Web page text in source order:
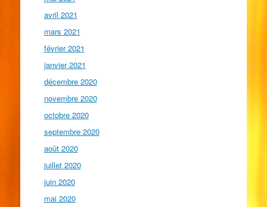
avril 2021
mars 2021
février 2021
janvier 2021
décembre 2020
novembre 2020
octobre 2020
septembre 2020
août 2020
juillet 2020
juin 2020
mai 2020